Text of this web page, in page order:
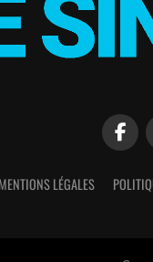
MENTIONS LÉGALES